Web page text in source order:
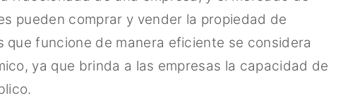
pueden comprar y vender la propiedad de
funcione de manera eficiente se considera
ya que brinda a las empresas la capacidad de